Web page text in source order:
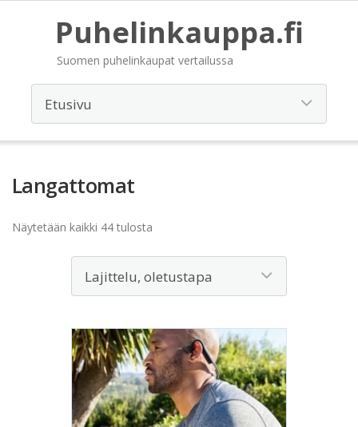
Puhelinkauppa.fi
Suomen puhelinkaupat vertailussa
Langattomat
Näytetään kaikki 44 tulosta